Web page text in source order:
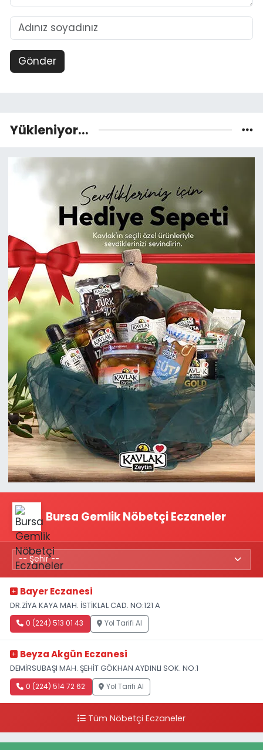
Gönder
Yükleniyor...
Bursa Gemlik Nöbetçi Eczaneler
Bayer Eczanesi
DR.ZİYA KAYA MAH. İSTİKLAL CAD. NO:121 A
0 (224) 513 01 43 Yol Tarifi Al
Beyza Akgün Eczanesi
DEMİRSUBAŞI MAH. ŞEHİT GÖKHAN AYDINLI SOK. NO:1
0 (224) 514 72 62 Yol Tarifi Al
Tüm Nöbetçi Eczaneler